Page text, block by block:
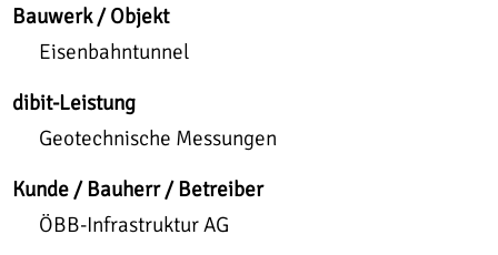
Bauwerk / Objekt
Eisenbahntunnel
dibit-Leistung
Geotechnische Messungen
Kunde / Bauherr / Betreiber
ÖBB-Infrastruktur AG